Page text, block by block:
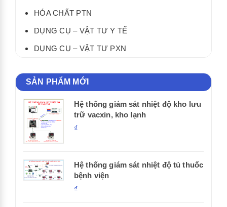
HÓA CHẤT PTN
DỤNG CỤ – VẬT TƯ Y TẾ
DỤNG CỤ – VẬT TƯ PXN
SẢN PHẨM MỚI
Hệ thống giám sát nhiệt độ kho lưu
trữ vacxin, kho lạnh
₫
Hệ thống giám sát nhiệt độ tủ thuốc
bệnh viện
₫